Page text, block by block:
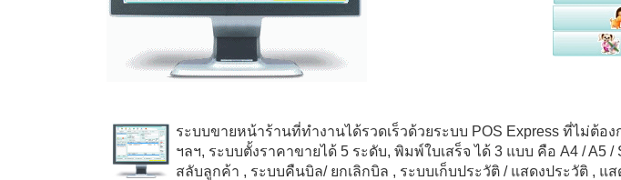
ระบบขายหน้าร้านที่ทำงานได้รวดเร็วด้วยระบบ POS Express ที่ไม่ต้อง
ฯลฯ, ระบบตั้งราคาขายได้ 5 ระดับ, พิมพ์ใบเสร็จ ได้ 3 แบบ คือ A4 / A5 /
สลับลูกค้า , ระบบคืนบิล/ ยกเลิกบิล , ระบบเก็บประวัติ / แสดงประวัติ , แ